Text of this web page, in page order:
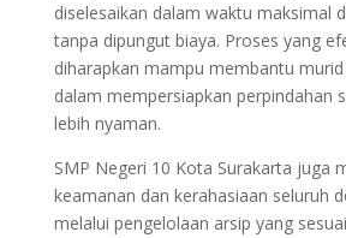
diselesaikan dalam waktu maksimal
tanpa dipungut biaya. Proses yang
diharapkan mampu membantu
dalam mempersiapkan perpindahan
lebih nyaman.
SMP Negeri 10 Kota Surakarta juga
keamanan dan kerahasiaan seluruh
melalui pengelolaan arsip yang